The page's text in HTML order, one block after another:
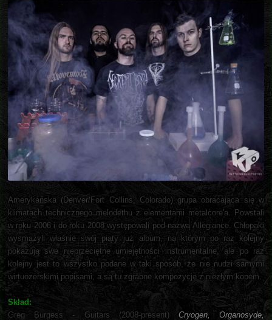
Amerykańska (Denver/Fort Collins, Colorado) grupa obracająca się w
klimatach technicznego melodethu z elementami metalcore'a. Powstali
w roku 2006 i do roku 2008 występowali pod nazwą Allegiance. Chłopaki
wysmażyli właśnie swój piąty już album, na którym po raz kolejny
pokazują swe nieprzeciętne umiejętności instrumentalne, ale po raz
kolejny jest to wszystko podane w taki sposób, że nie nudzi samymi
wirtuozerskimi popisami, a są tu zgrabne kompozycje z niezłym kopem.
Skład:
Greg Burgess - Guitars (2008-present) Cryogen, Organosyde,